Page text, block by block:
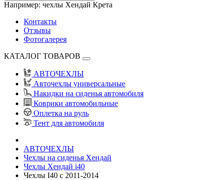
Например: чехлы Хендай Крета
Контакты
Отзывы
Фотогалерея
КАТАЛОГ ТОВАРОВ
АВТОЧЕХЛЫ
Авточехлы универсальные
Накидки на сиденья автомобиля
Коврики автомобильные
Оплетка на руль
Тент для автомобиля
АВТОЧЕХЛЫ
Чехлы на сиденья Хендай
Чехлы Хендай i40
Чехлы I40 c 2011-2014